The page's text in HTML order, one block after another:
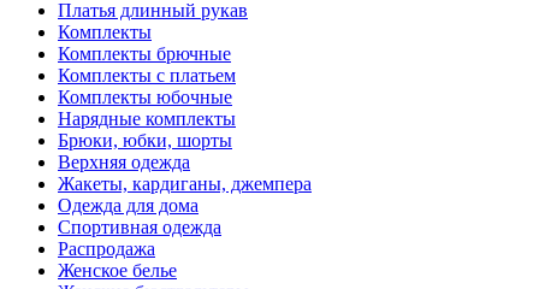
Платья длинный рукав
Комплекты
Комплекты брючные
Комплекты с платьем
Комплекты юбочные
Нарядные комплекты
Брюки, юбки, шорты
Верхняя одежда
Жакеты, кардиганы, джемпера
Одежда для дома
Спортивная одежда
Распродажа
Женское белье